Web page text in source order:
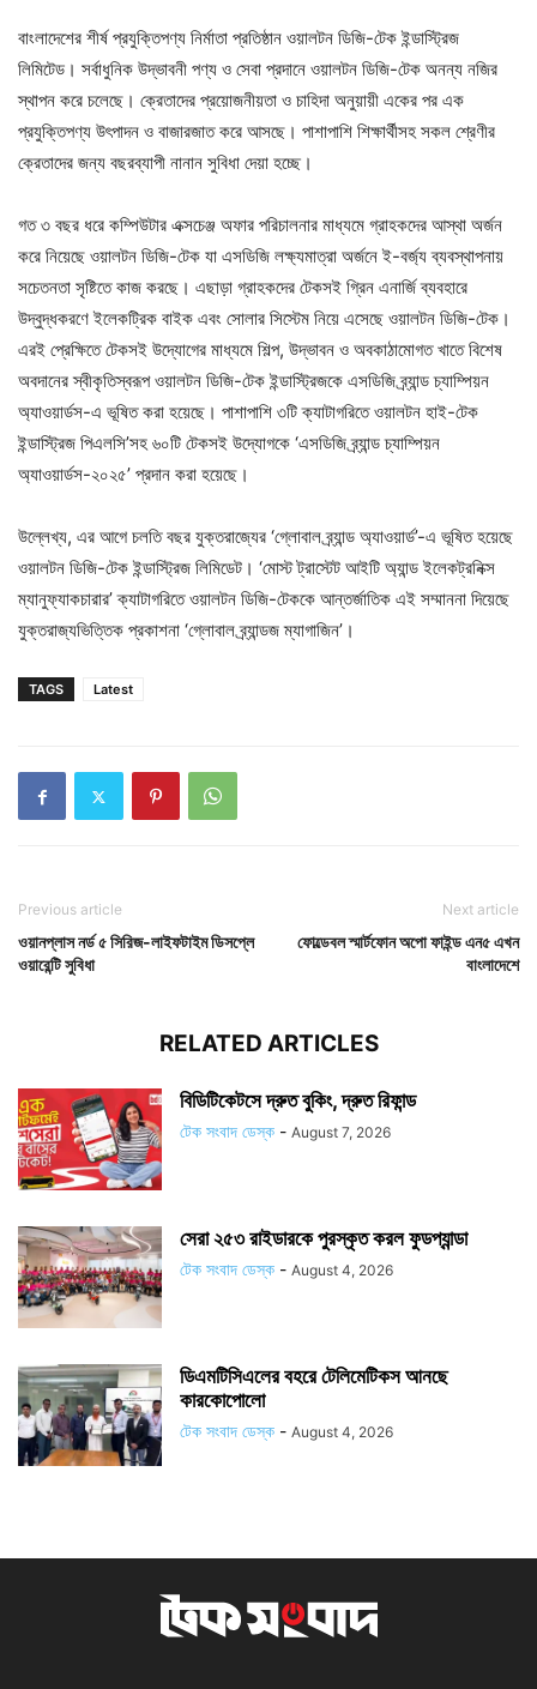
বাংলাদেশের শীর্ষ প্রযুক্তিপণ্য নির্মাতা প্রতিষ্ঠান ওয়ালটন ডিজি-টেক ইন্ডাস্ট্রিজ
লিমিটেড। সর্বাধুনিক উদ্ভাবনী পণ্য ও সেবা প্রদানে ওয়ালটন ডিজি-টেক অনন্য নজির
স্থাপন করে চলেছে। ক্রেতাদের প্রয়োজনীয়তা ও চাহিদা অনুয়ায়ী একের পর এক
প্রযুক্তিপণ্য উৎপাদন ও বাজারজাত করে আসছে। পাশাপাশি শিক্ষার্থীসহ সকল শ্রেণীর
ক্রেতাদের জন্য বছরব্যাপী নানান সুবিধা দেয়া হচ্ছে।
গত ৩ বছর ধরে কম্পিউটার এক্সচেঞ্জ অফার পরিচালনার মাধ্যমে গ্রাহকদের আস্থা অর্জন
করে নিয়েছে ওয়ালটন ডিজি-টেক যা এসডিজি লক্ষ্যমাত্রা অর্জনে ই-বর্জ্য ব্যবস্থাপনায়
সচেতনতা সৃষ্টিতে কাজ করছে। এছাড়া গ্রাহকদের টেকসই গ্রিন এনার্জি ব্যবহারে
উদ্বুদ্ধকরণে ইলেকট্রিক বাইক এবং সোলার সিস্টেম নিয়ে এসেছে ওয়ালটন ডিজি-টেক।
এরই প্রেক্ষিতে টেকসই উদ্যোগের মাধ্যমে শিল্প, উদ্ভাবন ও অবকাঠামোগত খাতে বিশেষ
অবদানের স্বীকৃতিস্বরূপ ওয়ালটন ডিজি-টেক ইন্ডাস্ট্রিজকে এসডিজি ব্র্যান্ড চ্যাম্পিয়ন
অ্যাওয়ার্ডস-এ ভূষিত করা হয়েছে। পাশাপাশি ৩টি ক্যাটাগরিতে ওয়ালটন হাই-টেক
ইন্ডাস্ট্রিজ পিএলসি’সহ ৬০টি টেকসই উদ্যোগকে ‘এসডিজি ব্র্যান্ড চ্যাম্পিয়ন
অ্যাওয়ার্ডস-২০২৫’ প্রদান করা হয়েছে।
উল্লেখ্য, এর আগে চলতি বছর যুক্তরাজ্যের ‘গ্লোবাল ব্র্যান্ড অ্যাওয়ার্ড’-এ ভূষিত হয়েছে
ওয়ালটন ডিজি-টেক ইন্ডাস্ট্রিজ লিমিডেট। ‘মোস্ট ট্রাস্টেট আইটি অ্যান্ড ইলেকট্রনিক্স
ম্যানুফ্যাকচারার’ ক্যাটাগরিতে ওয়ালটন ডিজি-টেককে আন্তর্জাতিক এই সম্মাননা দিয়েছে
যুক্তরাজ্যভিত্তিক প্রকাশনা ‘গ্লোবাল ব্র্যান্ডজ ম্যাগাজিন’।
TAGS Latest
Previous article
ওয়ানপ্লাস নর্ড ৫ সিরিজ-লাইফটাইম ডিসপ্লে
ওয়ারেন্টি সুবিধা
Next article
ফোল্ডেবল স্মার্টফোন অপো ফাইন্ড এন৫ এখন
বাংলাদেশে
RELATED ARTICLES
বিডিটিকেটসে দ্রুত বুকিং, দ্রুত রিফান্ড
টেক সংবাদ ডেস্ক - August 7, 2026
সেরা ২৫৩ রাইডারকে পুরস্কৃত করল ফুডপ্যান্ডা
টেক সংবাদ ডেস্ক - August 4, 2026
ডিএমটিসিএলের বহরে টেলিমেটিকস আনছে
কারকোপোলো
টেক সংবাদ ডেস্ক - August 4, 2026